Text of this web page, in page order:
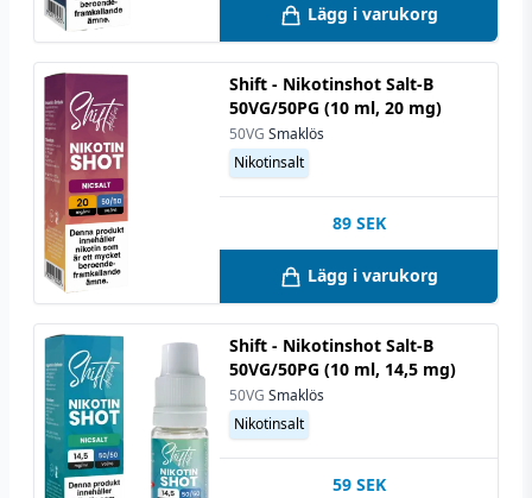
Lägg i varukorg
Shift - Nikotinshot Salt-B
50VG/50PG (10 ml, 20 mg)
50VG Smaklös
Nikotinsalt
89 SEK
Lägg i varukorg
Shift - Nikotinshot Salt-B
50VG/50PG (10 ml, 14,5 mg)
50VG Smaklös
Nikotinsalt
59 SEK